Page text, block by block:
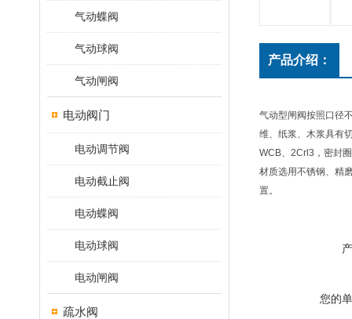
气动蝶阀
气动球阀
气动闸阀
电动阀门
电动调节阀
电动截止阀
电动蝶阀
电动球阀
电动闸阀
疏水阀
产品介绍：
气动型闸阀按照口径
维、纸浆、木浆具有
WCB、2Crl3，密封
材质选用不锈钢、精
置。
您的